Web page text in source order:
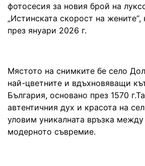
фотосесия за новия брой на
„Истинската скорост на
през януари 2026 г.
Мястото на снимките бе село
най-цветните и вдъхновяващи
България, основано през 1570
автентичния дух и красота на
уловим уникалната връзка
модерното съвремие.